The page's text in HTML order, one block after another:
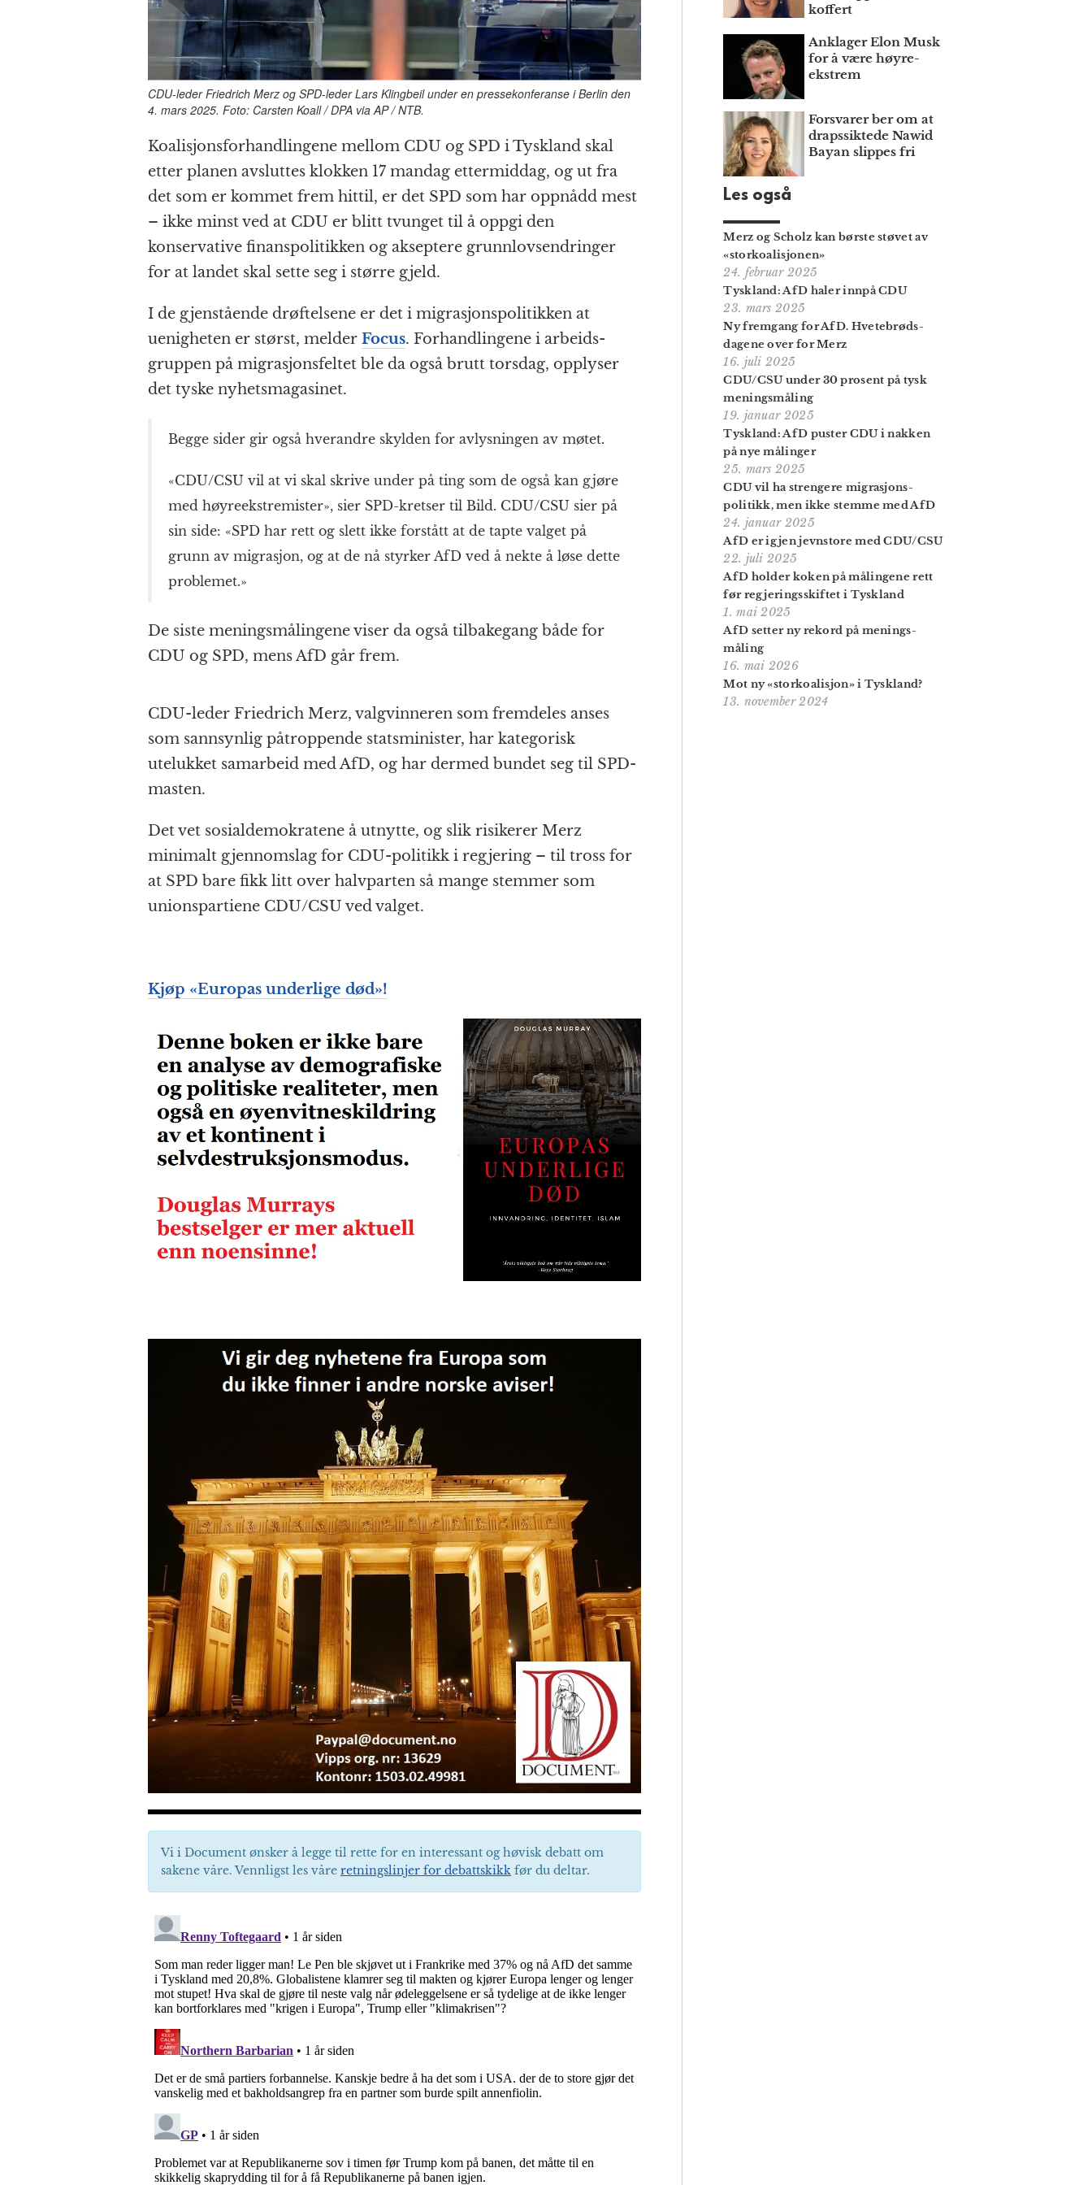
CDU-leder Friedrich Merz og SPD-leder Lars Klingbeil under en pressekonferanse i Berlin den
4. mars 2025. Foto: Carsten Koall / DPA via AP / NTB.
Koalisjons­forhandlingene mellom CDU og SPD i Tyskland skal
etter planen avsluttes klokken 17 mandag ettermiddag, og ut fra
det som er kommet frem hittil, er det SPD som har oppnådd mest
– ikke minst ved at CDU er blitt tvunget til å oppgi den
konservative finans­politikken og akseptere grunnlovs­endringer
for at landet skal sette seg i større gjeld.
I de gjenstående drøftelsene er det i migrasjons­politikken at
uenigheten er størst, melder Focus. Forhandlingene i arbeids­
gruppen på migrasjons­feltet ble da også brutt torsdag, opplyser
det tyske nyhets­magasinet.
Begge sider gir også hverandre skylden for avlysningen av møtet.
«CDU/CSU vil at vi skal skrive under på ting som de også kan gjøre
med høyre­ekstremister», sier SPD-kretser til Bild. CDU/CSU sier på
sin side: «SPD har rett og slett ikke forstått at de tapte valget på
grunn av migrasjon, og at de nå styrker AfD ved å nekte å løse dette
problemet.»
De siste meningsmålingene viser da også tilbakegang både for
CDU og SPD, mens AfD går frem.
CDU-leder Friedrich Merz, valgvinneren som fremdeles anses
som sannsynlig påtroppende statsminister, har kategorisk
utelukket samarbeid med AfD, og har dermed bundet seg til SPD-
masten.
Det vet sosial­demokratene å utnytte, og slik risikerer Merz
minimalt gjennom­slag for CDU-politikk i regjering – til tross for
at SPD bare fikk litt over halvparten så mange stemmer som
unions­partiene CDU/CSU ved valget.
Kjøp «Europas underlige død»!
Vi i Document ønsker å legge til rette for en interessant og høvisk debatt om
sakene våre. Vennligst les våre retningslinjer for debattskikk før du deltar.
koffert
Anklager Elon Musk
for å være høyre­
ekstrem
Forsvarer ber om at
draps­siktede Nawid
Bayan slippes fri
Les også
Merz og Scholz kan børste støvet av
«stor­koalisjonen»
24. februar 2025
Tyskland: AfD haler innpå CDU
23. mars 2025
Ny fremgang for AfD. Hvete­brøds­
dagene over for Merz
16. juli 2025
CDU/CSU under 30 prosent på tysk
menings­måling
19. januar 2025
Tyskland: AfD puster CDU i nakken
på nye målinger
25. mars 2025
CDU vil ha strengere migrasjons­
politikk, men ikke stemme med AfD
24. januar 2025
AfD er igjen jevnstore med CDU/CSU
22. juli 2025
AfD holder koken på målingene rett
før regjerings­skiftet i Tyskland
1. mai 2025
AfD setter ny rekord på menings­
måling
16. mai 2026
Mot ny «stor­koalisjon» i Tyskland?
13. november 2024